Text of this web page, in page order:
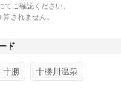
ご確認ください。
されません。
ド
十勝 十勝川温泉